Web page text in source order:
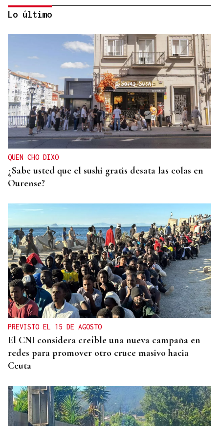
CARTA COMPLETA
Documento | El comunicado íntegro de los
concejales que rechazan la fusión fusión de
Carballeda de Avia y Ribadavia
Lo último
QUEN CHO DIXO
¿Sabe usted que el sushi gratis desata las colas en
Ourense?
PREVISTO EL 15 DE AGOSTO
El CNI considera creíble una nueva campaña en
redes para promover otro cruce masivo hacia
Ceuta